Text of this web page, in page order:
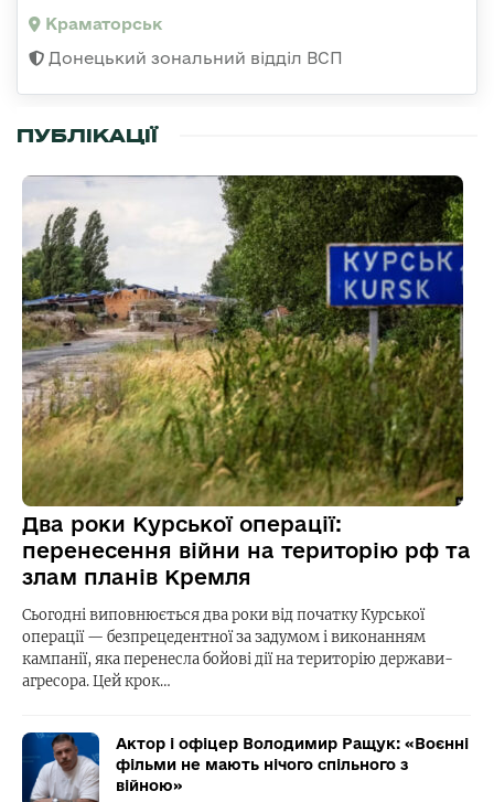
Краматорськ
Донецький зональний відділ ВСП
ПУБЛІКАЦІЇ
Два роки Курської операції:
перенесення війни на територію рф та
злам планів Кремля
Сьогодні виповнюється два роки від початку Курської
операції — безпрецедентної за задумом і виконанням
кампанії, яка перенесла бойові дії на територію держави-
агресора. Цей крок…
Актор і офіцер Володимир Ращук: «Воєнні
фільми не мають нічого спільного з
війною»